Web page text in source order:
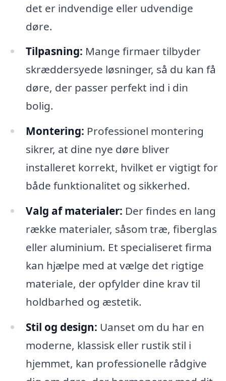
det er indvendige eller udvendige
døre.
Tilpasning: Mange firmaer tilbyder
skræddersyede løsninger, så du kan få
døre, der passer perfekt ind i din
bolig.
Montering: Professionel montering
sikrer, at dine nye døre bliver
installeret korrekt, hvilket er vigtigt for
både funktionalitet og sikkerhed.
Valg af materialer: Der findes en lang
række materialer, såsom træ, fiberglas
eller aluminium. Et specialiseret firma
kan hjælpe med at vælge det rigtige
materiale, der opfylder dine krav til
holdbarhed og æstetik.
Stil og design: Uanset om du har en
moderne, klassisk eller rustik stil i
hjemmet, kan professionelle rådgive